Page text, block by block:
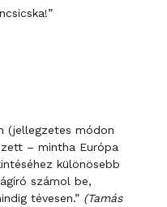
(jellegzetes módon
– mintha Európa
különösebb
számol be,
tévesen.” (Tamás